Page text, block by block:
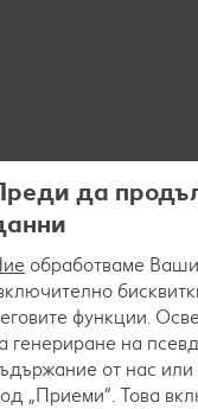
да
обработваме
функции.
генериране на
от нас или
„Приеми“. Това